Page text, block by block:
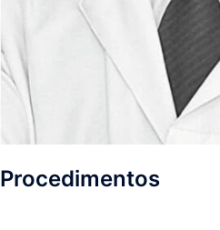
Procedimentos